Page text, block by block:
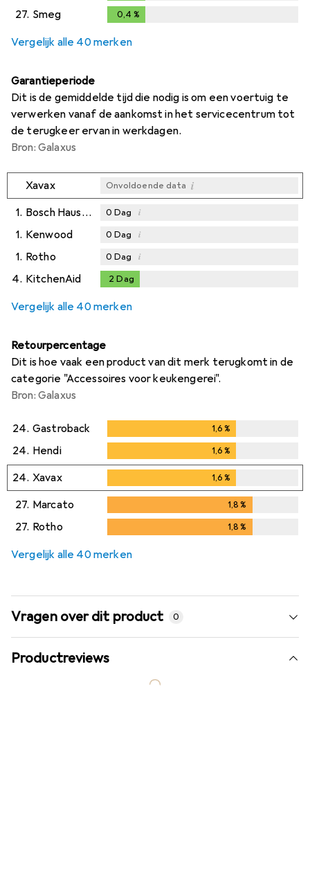
27. Smeg 0,4 %
Vergelijk alle 40 merken
Garantieperiode
Dit is de gemiddelde tijd die nodig is om een voertuig te
verwerken vanaf de aankomst in het servicecentrum tot
de terugkeer ervan in werkdagen.
Bron: Galaxus
Xavax Onvoldoende data i
1. Bosch Hausgeräte 0 Dag i
1. Kenwood 0 Dag i
1. Rotho 0 Dag i
4. KitchenAid 2 Dag
Vergelijk alle 40 merken
Retourpercentage
Dit is hoe vaak een product van dit merk terugkomt in de
categorie "Accessoires voor keukengerei".
Bron: Galaxus
24. Gastroback 1,6%
24. Hendi 1,6%
24. Xavax 1,6%
27. Marcato 1,8%
27. Rotho 1,8%
Vergelijk alle 40 merken
Vragen over dit product 0
Productreviews